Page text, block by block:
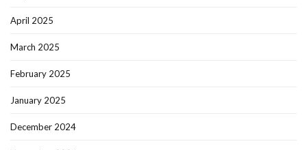
April 2025
March 2025
February 2025
January 2025
December 2024